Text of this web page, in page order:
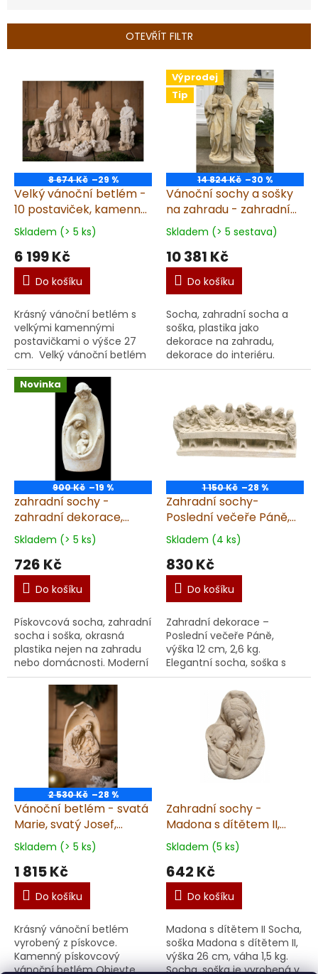
í
ů
OTEVŘÍT FILTR
o
d
u
8 674 Kč –29 %
Velký vánoční betlém -
10 postaviček, kamenný,
pískovec
Skladem (> 5 ks)
6 199 Kč
Do košíku
Krásný vánoční betlém s
velkými kamennými
postavičkami o výšce 27
cm. Velký vánoční betlém
z pískovce Objevte kouzlo
našeho velkého vánočního
betlému z pískovce, kt...
Výprodej
Tip
14 824 Kč –30 %
Vánoční sochy a sošky
na zahradu - zahradní
dekorace, Panna Maria
a svatý Josef, set, výška
78cm, pískovec
Skladem (> 5 sestava)
10 381 Kč
Do košíku
Socha, zahradní socha a
soška, plastika jako
dekorace na zahradu,
dekorace do interiéru.
Prémiová socha Vánočního
Vánočního ...
Novinka
900 Kč –19 %
zahradní sochy -
zahradní dekorace,
Moderní betlém, výška
18cm
Skladem (> 5 ks)
726 Kč
Do košíku
Pískovcová socha, zahradní
socha i soška, okrasná
plastika nejen na zahradu
nebo domácnosti. Moderní
betlém, dekorace Prémiový
vánoční betlém z umělého
pískovce přin...
1 150 Kč –28 %
Zahradní sochy-
Poslední večeře Páně,
výška 12 cm, 2,6 kg,
pískovec
Skladem (4 ks)
830 Kč
Do košíku
Zahradní dekorace –
Poslední večeře Páně,
výška 12 cm, 2,6 kg.
Elegantní socha, soška s
motivem Poslední večeře
Páně se stane výrazným
prvkem vaší zahrady,
terasy ne...
2 530 Kč –28 %
Vánoční betlém - svatá
Marie, svatý Josef,
Ježíšek, kamenný, výška
27cm, pískovec
Skladem (> 5 ks)
1 815 Kč
Do košíku
Krásný vánoční betlém
vyrobený z pískovce.
Kamenný pískovcový
vánoční betlém Objevte
Zahradní sochy -
Madona s dítětem II,
výška 26 cm, 1,5 kg,
pískovec
Skladem (5 ks)
642 Kč
Do košíku
Madona s dítětem II Socha,
soška Madona s dítětem II,
výška 26 cm, váha 1,5 kg.
Socha, soška je vyrobená v